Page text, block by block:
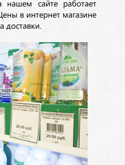
сайте работает
в интернет магазине
доставки.